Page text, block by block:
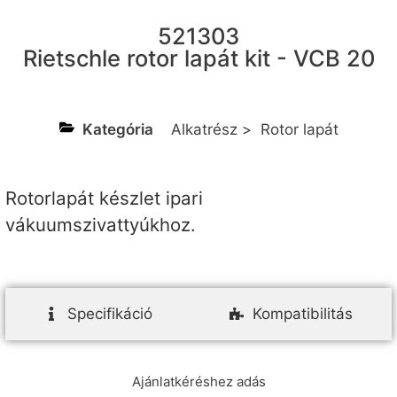
521303
Rietschle rotor lapát kit - VCB 20
Kategória Alkatrész > Rotor lapát
Rotorlapát készlet ipari
vákuumszivattyúkhoz.
Specifikáció Kompatibilitás
Ajánlatkéréshez adás